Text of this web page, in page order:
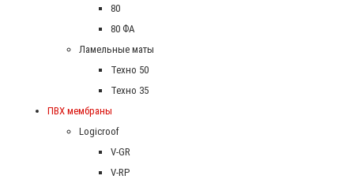
80
80 ФА
Ламельные маты
Техно 50
Техно 35
ПВХ мембраны
Logicroof
V-GR
V-RP